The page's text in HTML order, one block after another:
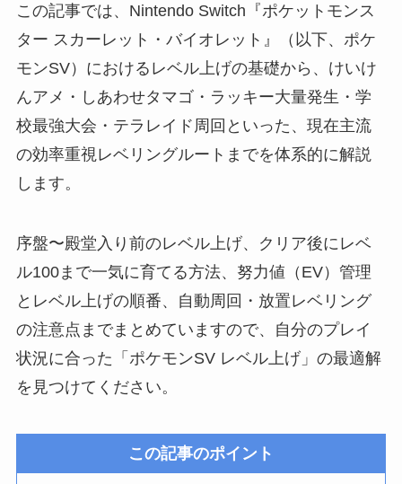
この記事では、Nintendo Switch『ポケットモンス
ター スカーレット・バイオレット』（以下、ポケ
モンSV）におけるレベル上げの基礎から、けいけ
んアメ・しあわせタマゴ・ラッキー大量発生・学
校最強大会・テラレイド周回といった、現在主流
の効率重視レベリングルートまでを体系的に解説
します。
序盤〜殿堂入り前のレベル上げ、クリア後にレベ
ル100まで一気に育てる方法、努力値（EV）管理
とレベル上げの順番、自動周回・放置レベリング
の注意点までまとめていますので、自分のプレイ
状況に合った「ポケモンSV レベル上げ」の最適解
を見つけてください。
この記事のポイント